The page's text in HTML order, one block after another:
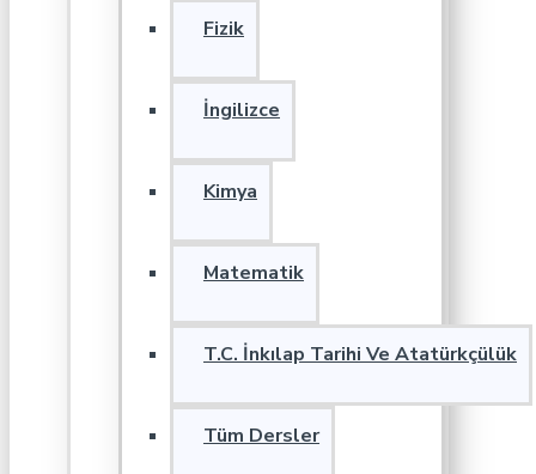
Fizik
İngilizce
Kimya
Matematik
T.C. İnkılap Tarihi Ve Atatürkçülük
Tüm Dersler